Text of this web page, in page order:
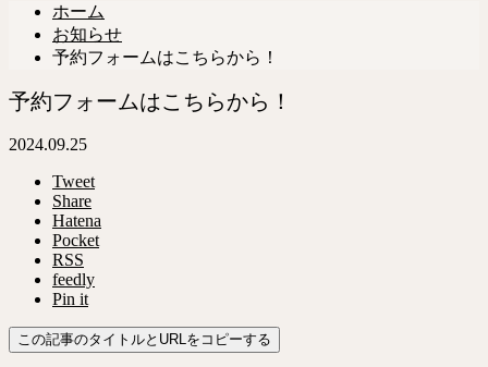
ホーム
お知らせ
予約フォームはこちらから！
予約フォームはこちらから！
2024.09.25
Tweet
Share
Hatena
Pocket
RSS
feedly
Pin it
この記事のタイトルとURLをコピーする